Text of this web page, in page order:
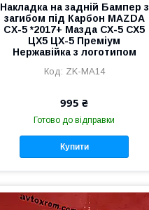
Накладка на задній Бампер з
загибом під Карбон MAZDA
CX-5 *2017+ Мазда СХ-5 СХ5
ЦХ5 ЦХ-5 Преміум
Нержавійка з логотипом
ZK-MA14
995 ₴
Готово до відправки
Купити